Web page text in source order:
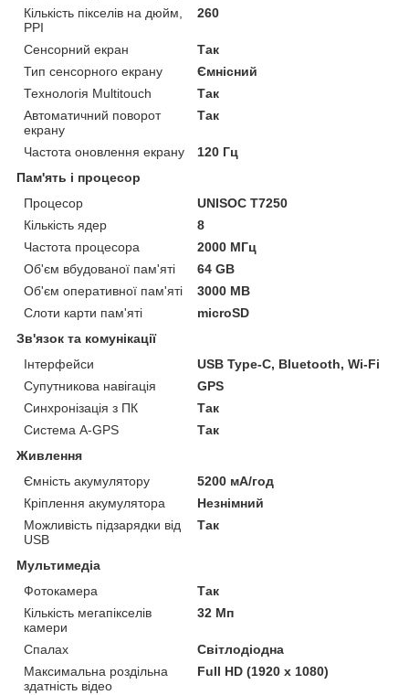
Кількість пікселів на дюйм,
PPI
260
Сенсорний екран
Так
Тип сенсорного екрану
Ємнісний
Технологія Multitouch
Так
Автоматичний поворот
екрану
Так
Частота оновлення екрану
120 Гц
Пам'ять і процесор
Процесор
UNISOC T7250
Кількість ядер
8
Частота процесора
2000 МГц
Об'єм вбудованої пам'яті
64 GB
Об'єм оперативної пам'яті
3000 MB
Слоти карти пам'яті
microSD
Зв'язок та комунікації
Інтерфейси
USB Type-C, Bluetooth, Wi-Fi
Супутникова навігація
GPS
Синхронізація з ПК
Так
Система A-GPS
Так
Живлення
Ємність акумулятору
5200 мА/год
Кріплення акумулятора
Незнімний
Можливість підзарядки від
USB
Так
Мультимедіа
Фотокамера
Так
Кількість мегапікселів
камери
32 Мп
Спалах
Світлодіодна
Максимальна роздільна
здатність відео
Full HD (1920 x 1080)